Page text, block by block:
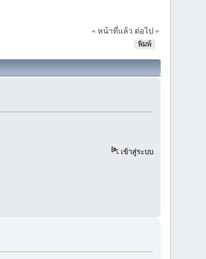
« หน้าที่แล้ว ต่อไป »
พิมพ์
เข้าสู่ระบบ